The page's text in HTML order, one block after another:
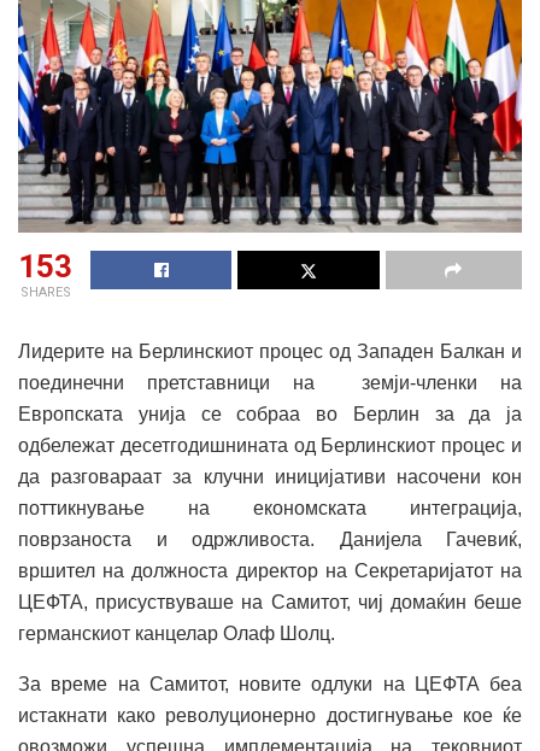
153
SHARES
Лидерите на Берлинскиот процес од Западен Балкан и
поединечни претставници на земји-членки на
Европската унија се собраа во Берлин за да ја
одбележат десетгодишнината од Берлинскиот процес и
да разговараат за клучни иницијативи насочени кон
поттикнување на економската интеграција,
поврзаноста и одржливоста. Данијела Гачевиќ,
вршител на должноста директор на Секретаријатот на
ЦЕФТА, присуствуваше на Самитот, чиј домаќин беше
германскиот канцелар Олаф Шолц.
За време на Самитот, новите одлуки на ЦЕФТА беа
истакнати како револуционерно достигнување кое ќе
овозможи успешна имплементација на тековниот